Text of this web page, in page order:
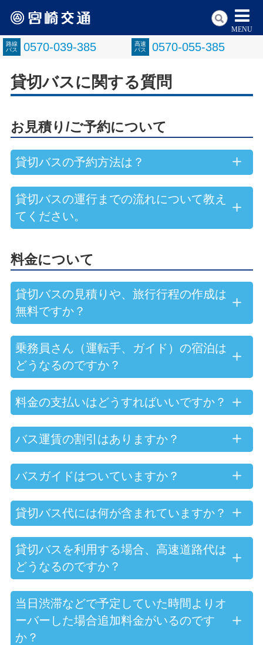
路線
バス
0570-039-385
高速
バス
0570-055-385
MENU
貸切バスに関する質問
お見積り/ご予約について
貸切バスの予約方法は？
貸切バスの運行までの流れについて教え
てください。
料金について
貸切バスの見積りや、旅行行程の作成は
無料ですか？
乗務員さん（運転手、ガイド）の宿泊は
どうなるのですか？
料金の支払いはどうすればいいですか？
バス運賃の割引はありますか？
バスガイドはついていますか？
貸切バス代には何が含まれていますか？
貸切バスを利用する場合、高速道路代は
どうなるのですか？
当日渋滞などで予定していた時間よりオ
ーバーした場合追加料金がいるのです
か？